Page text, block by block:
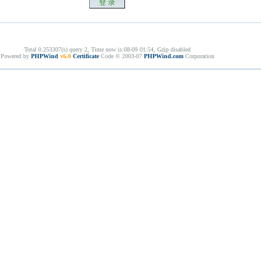
Total 0.253307(s) query 2, Time now is:08-09 01:54, Gzip disabled
Powered by PHPWind v6.0 CertificateCode © 2003-07 PHPWind.com Corporation